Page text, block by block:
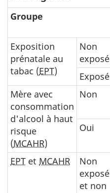
Groupe
Exposition
prénatale au
tabac (EPT)
Non
exposé
Exposé
Mère avec
consommation
d'alcool à haut
risque
(MCAHR)
Non
Oui
EPT et MCAHR
Non
exposé
et non